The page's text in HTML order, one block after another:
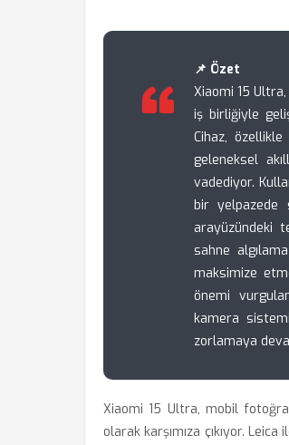
📌 Özet
Xiaomi 15
iş birliğiyle
Cihaz,
geleneksel
vadediyor.
bir yelpazede
arayüzündeki
sahne
maksimize
önemi
kamera
zorlamaya
Xiaomi 15 Ultra, mobil
olarak karşımıza çıkıyor.